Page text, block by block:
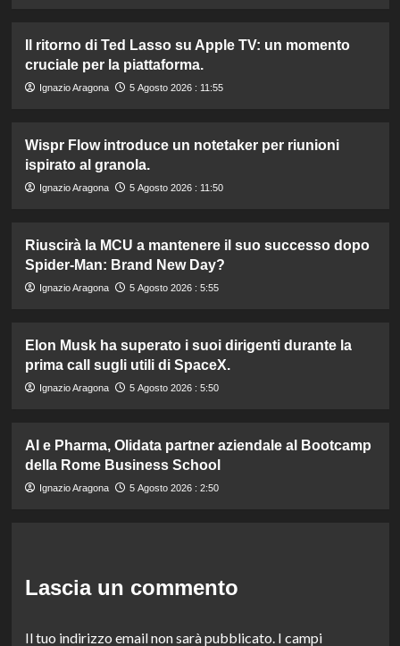
Il ritorno di Ted Lasso su Apple TV: un momento
cruciale per la piattaforma.
Ignazio Aragona 5 Agosto 2026 : 11:55
Wispr Flow introduce un notetaker per riunioni
ispirato al granola.
Ignazio Aragona 5 Agosto 2026 : 11:50
Riuscirà la MCU a mantenere il suo successo dopo
Spider-Man: Brand New Day?
Ignazio Aragona 5 Agosto 2026 : 5:55
Elon Musk ha superato i suoi dirigenti durante la
prima call sugli utili di SpaceX.
Ignazio Aragona 5 Agosto 2026 : 5:50
AI e Pharma, Olidata partner aziendale al Bootcamp
della Rome Business School
Ignazio Aragona 5 Agosto 2026 : 2:50
Lascia un commento
Il tuo indirizzo email non sarà pubblicato. I campi